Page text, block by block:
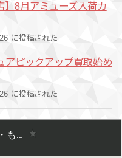
】8月アミューズ入荷カ
に投稿された
アピックアップ買取始め
に投稿された